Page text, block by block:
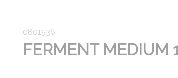
0801536
FERMENT MEDIUM